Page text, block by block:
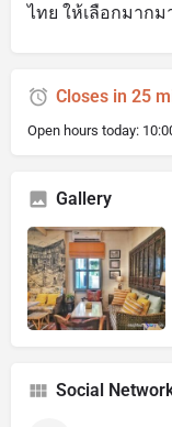
ไทย ให้เลือกมากม
Closes in 25
Open hours today:
Gallery
Social